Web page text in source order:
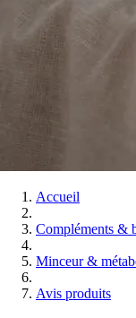
Accueil
Compléments &
Minceur &
Avis produits